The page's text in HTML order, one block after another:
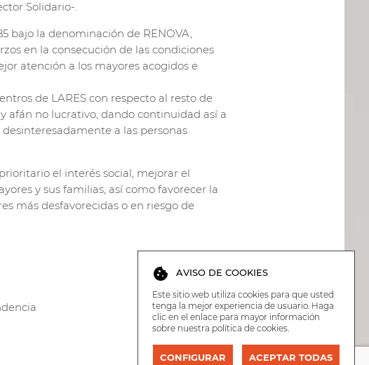
cookie AVISO DE COOKIES
Este sitio web utiliza cookies para que usted
tenga la mejor experiencia de usuario. Haga
clic en el enlace para mayor información
sobre nuestra política de cookies.
CONFIGURAR ACEPTAR TODAS
Solidario-.
bajo la denominación de RENOVA,
en la consecución de las condiciones
atención a los mayores acogidos e
de LARES con respecto al resto de
afán no lucrativo, dando continuidad así a
a las personas
el interés social, mejorar el
y sus familias, así como favorecer la
más desfavorecidas o en riesgo de